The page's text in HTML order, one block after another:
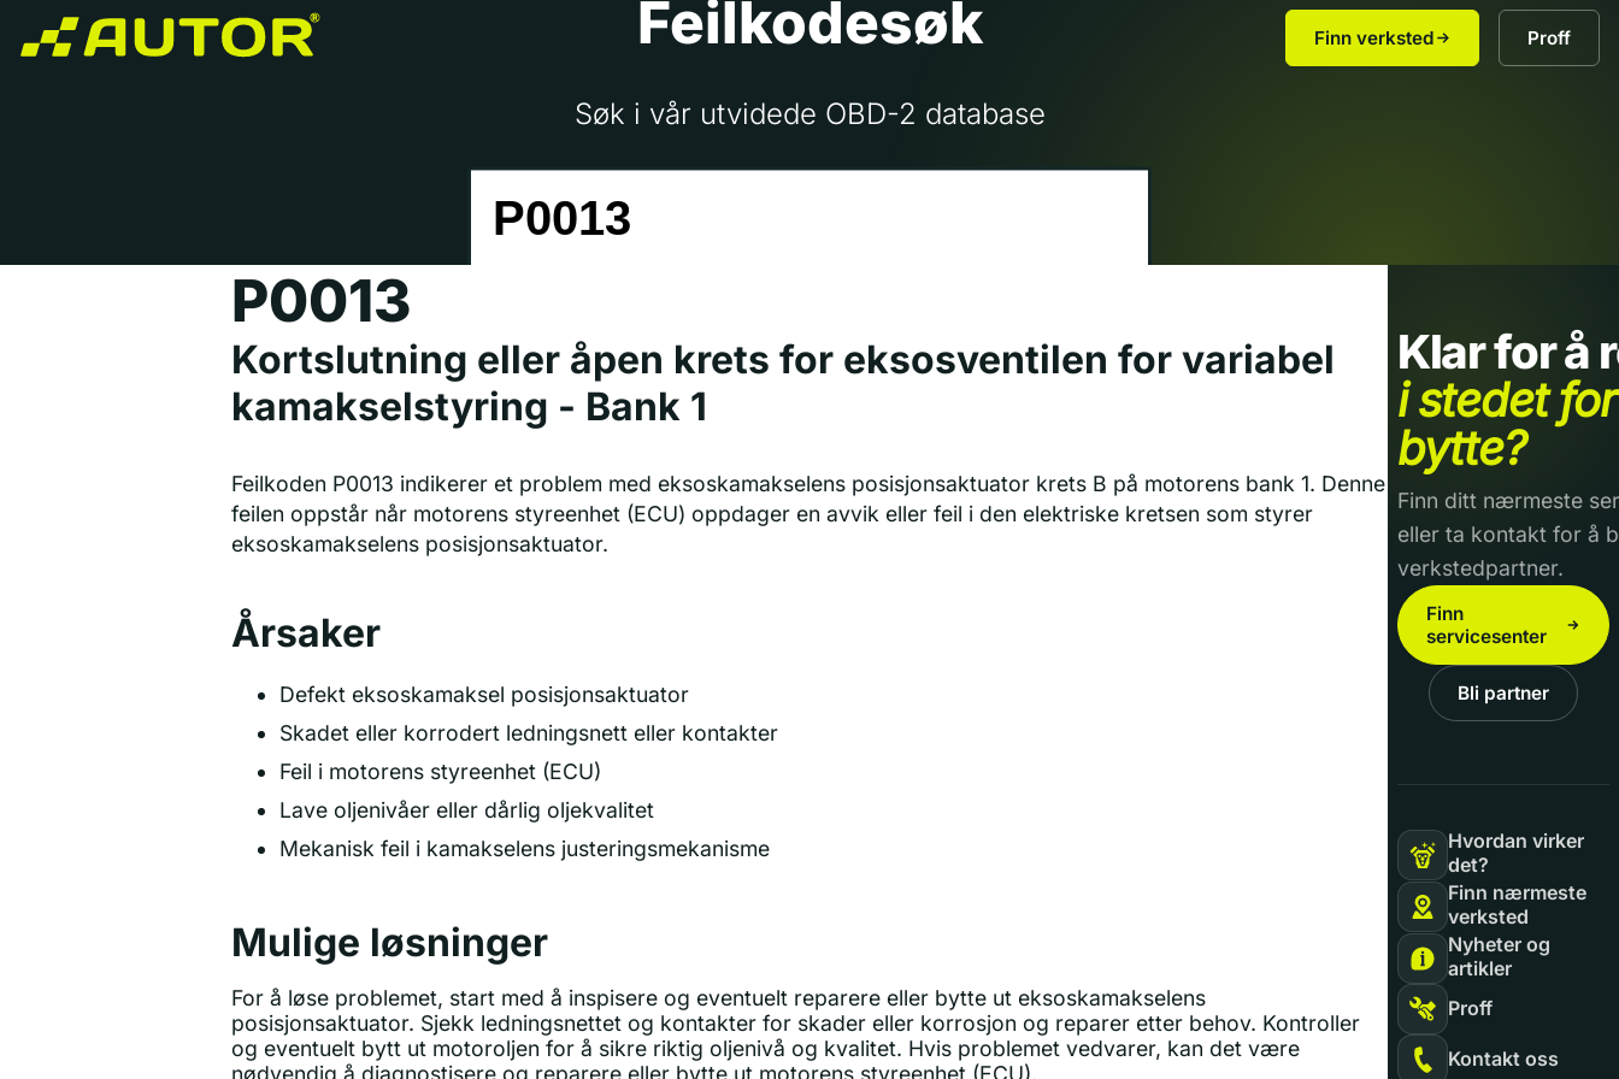
Finn verksted Proff
Feilkodesøk
Søk i vår utvidede OBD-2 database
P0013
Kortslutning eller åpen krets for eksosventilen for variabel
kamakselstyring - Bank 1
Feilkoden P0013 indikerer et problem med eksoskamakselens posisjonsaktuator krets B på motorens bank 1. Denne
feilen oppstår når motorens styreenhet (ECU) oppdager en avvik eller feil i den elektriske kretsen som styrer
eksoskamakselens posisjonsaktuator.
Årsaker
Defekt eksoskamaksel posisjonsaktuator
Skadet eller korrodert ledningsnett eller kontakter
Feil i motorens styreenhet (ECU)
Lave oljenivåer eller dårlig oljekvalitet
Mekanisk feil i kamakselens justeringsmekanisme
Mulige løsninger
For å løse problemet, start med å inspisere og eventuelt reparere eller bytte ut eksoskamakselens
posisjonsaktuator. Sjekk ledningsnettet og kontakter for skader eller korrosjon og reparer etter behov. Kontroller
og eventuelt bytt ut motoroljen for å sikre riktig oljenivå og kvalitet. Hvis problemet vedvarer, kan det være
nødvendig å diagnostisere og reparere eller bytte ut motorens styreenhet (ECU).
Klar for å
i stedet
bytte?
Finn ditt nærmeste
eller ta kontakt for å
verkstedpartner.
Finn
servicesenter
Bli partner
Hvordan virker
det?
Finn nærmeste
verksted
Nyheter og
artikler
Proff
Kontakt oss